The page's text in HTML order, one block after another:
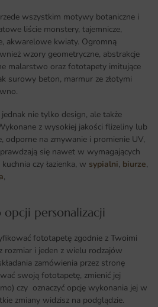
wszystkim motywy botaniczne i
liście monstery, tajemnicze,
akwarelowe kwiaty. Ogromną
wzory geometryczne, abstrakcje
malarstwo oraz fototapety imitujące
surowy beton, marmur ze złotymi
nie tylko design, ale także
z wysokiej jakości flizeliny lub
odporne na zmywanie i promienie UV,
się nawet w wymagających
czy łazienka, w sypialni, biurze,
,
personalizacji
fototapetę zgodnie z Twoimi
rozmiar i jeden z wielu rodzajów
zamówienia przez stronę
swoją fototapetę, zmienić jej
czy oznaczyć opcję wykonania jej w
zmiany widzisz na podglądzie.